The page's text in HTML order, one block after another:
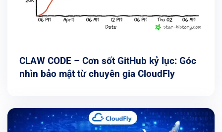
CLAW CODE – Cơn sốt GitHub kỷ lục: Góc
nhìn bảo mật từ chuyên gia CloudFly